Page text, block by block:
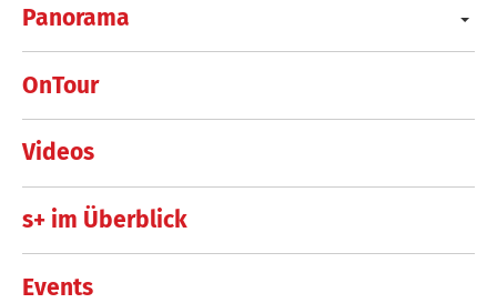
Panorama
OnTour
Videos
s+ im Überblick
Events